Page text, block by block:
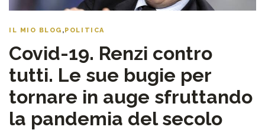
IL MIO BLOG ,POLITICA
Covid-19. Renzi contro
tutti. Le sue bugie per
tornare in auge sfruttando
la pandemia del secolo